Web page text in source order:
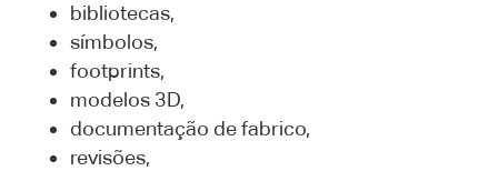
bibliotecas,
símbolos,
footprints,
modelos 3D,
documentação de fabrico,
revisões,